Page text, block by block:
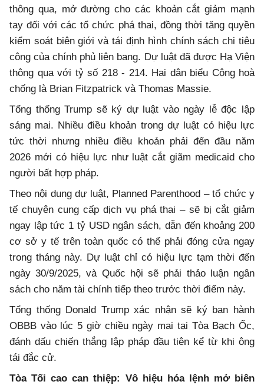
thông qua, mở đường cho các khoản cắt giảm mạnh
tay đối với các tổ chức phá thai, đồng thời tăng quyền
kiểm soát biên giới và tái định hình chính sách chi tiêu
công của chính phủ liên bang. Dự luật đã được Hạ Viện
thông qua với tỷ số 218 - 214. Hai dân biểu Cộng hoà
chống là Brian Fitzpatrick và Thomas Massie.
Tổng thống Trump sẽ ký dự luật vào ngày lễ độc lập
sáng mai. Nhiều điều khoản trong dự luật có hiệu lực
tức thời nhưng nhiều điều khoản phải đến đầu năm
2026 mới có hiệu lực như luật cắt giãm medicaid cho
người bất hợp pháp.
Theo nội dung dự luật, Planned Parenthood – tổ chức y
tế chuyên cung cấp dịch vụ phá thai – sẽ bị cắt giảm
ngay lập tức 1 tỷ USD ngân sách, dẫn đến khoảng 200
cơ sở y tế trên toàn quốc có thể phải đóng cửa ngay
trong tháng này. Dự luật chỉ có hiệu lực tạm thời đến
ngày 30/9/2025, và Quốc hội sẽ phải thảo luận ngân
sách cho năm tài chính tiếp theo trước thời điểm này.
Tổng thống Donald Trump xác nhận sẽ ký ban hành
OBBB vào lúc 5 giờ chiều ngày mai tại Tòa Bạch Ốc,
đánh dấu chiến thắng lập pháp đầu tiên kể từ khi ông
tái đắc cử.
Tòa Tối cao can thiệp: Vô hiệu hóa lệnh mở biên